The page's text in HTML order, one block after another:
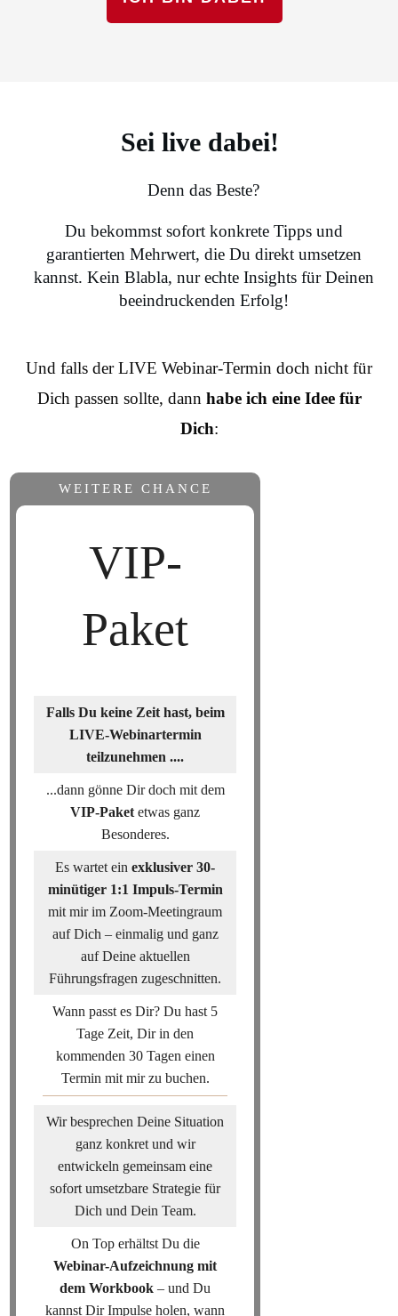
Sei live dabei!
Denn das Beste?
Du bekommst sofort konkrete Tipps und
garantierten Mehrwert, die Du direkt umsetzen
kannst. Kein Blabla, nur echte Insights für Deinen
beeindruckenden Erfolg!
Und falls der LIVE Webinar-Termin doch nicht für
Dich passen sollte, dann habe ich eine Idee für
Dich:
WEITERE CHANCE
VIP-
Paket
Falls Du keine Zeit hast, beim
LIVE-Webinartermin
teilzunehmen ....
...dann gönne Dir doch mit dem
VIP-Paket etwas ganz
Besonderes.
Es wartet ein exklusiver 30-
minütiger 1:1 Impuls-Termin
mit mir im Zoom-Meetingraum
auf Dich – einmalig und ganz
auf Deine aktuellen
Führungsfragen zugeschnitten.
Wann passt es Dir? Du hast 5
Tage Zeit, Dir in den
kommenden 30 Tagen einen
Termin mit mir zu buchen.
Wir besprechen Deine Situation
ganz konkret und wir
entwickeln gemeinsam eine
sofort umsetzbare Strategie für
Dich und Dein Team.
On Top erhältst Du die
Webinar-Aufzeichnung mit
dem Workbook – und Du
kannst Dir Impulse holen, wann